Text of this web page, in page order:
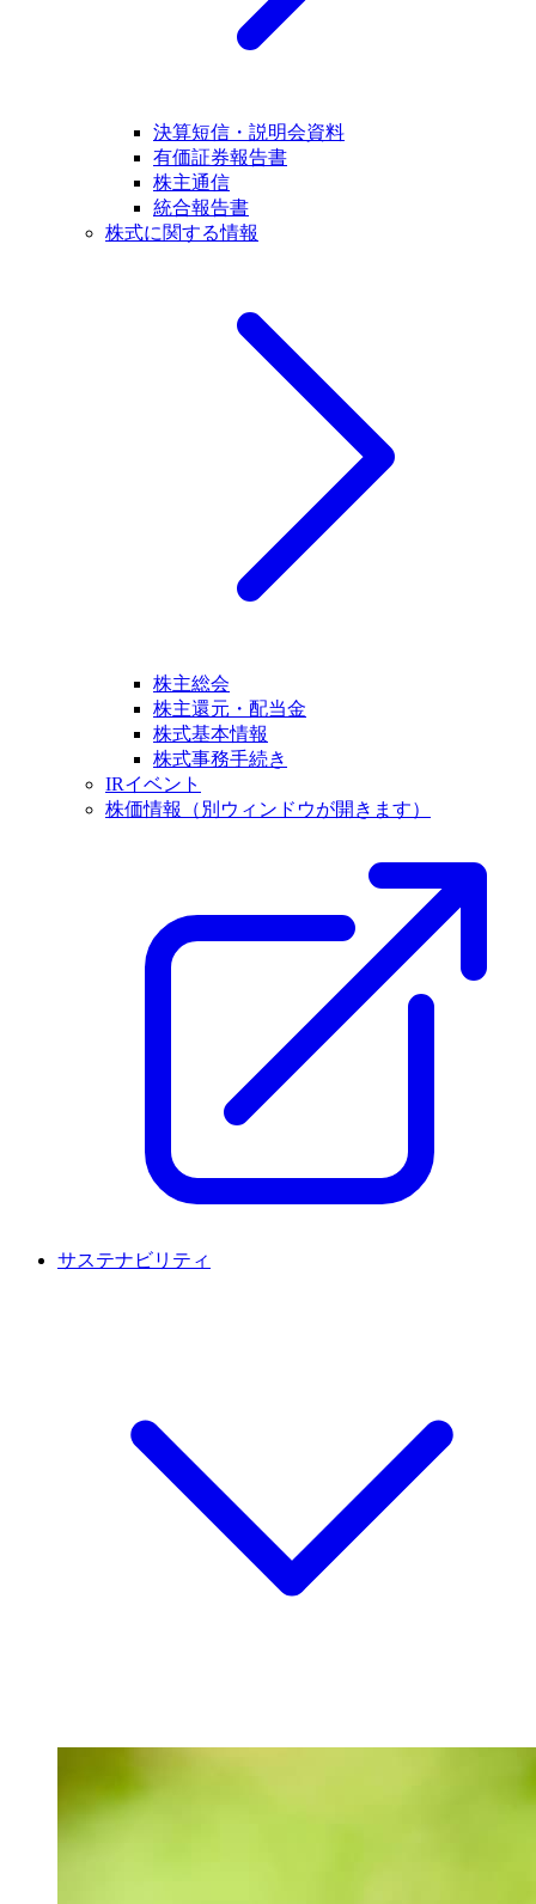
決算短信・説明会資料
有価証券報告書
株主通信
統合報告書
株式に関する情報
株主総会
株主還元・配当金
株式基本情報
株式事務手続き
IRイベント
株価情報
（別ウィンドウが開きます）
サステナビリティ